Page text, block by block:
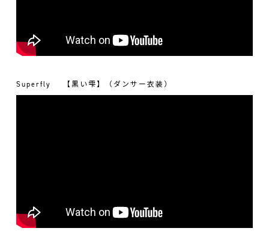
Superfly 【黒い雫】（ダンサー衣装）